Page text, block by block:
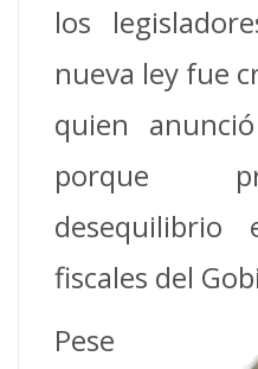
los
nueva ley fue
quien
porque
desequilibrio
fiscales del
Pese